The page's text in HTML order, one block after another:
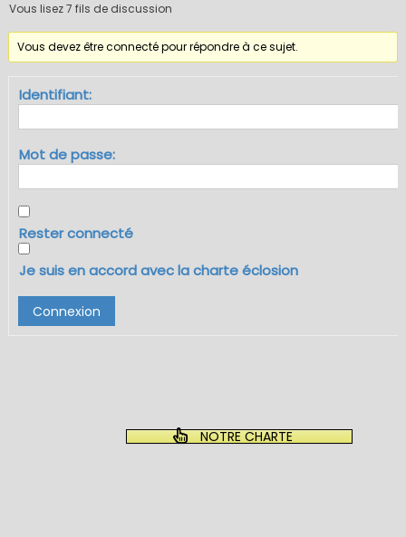
Vous lisez 7 fils de discussion
Vous devez être connecté pour répondre à ce sujet.
Identifiant:
Mot de passe:
Rester connecté
Je suis en accord avec la charte éclosion
Connexion
NOTRE CHARTE